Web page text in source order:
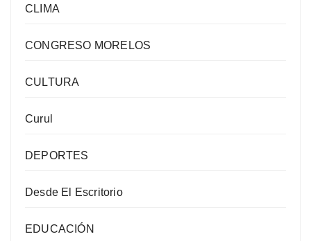
CLIMA
CONGRESO MORELOS
CULTURA
Curul
DEPORTES
Desde El Escritorio
EDUCACIÓN